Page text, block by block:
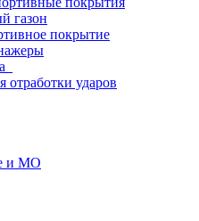
газон
покрытие
отработки ударов
и МО